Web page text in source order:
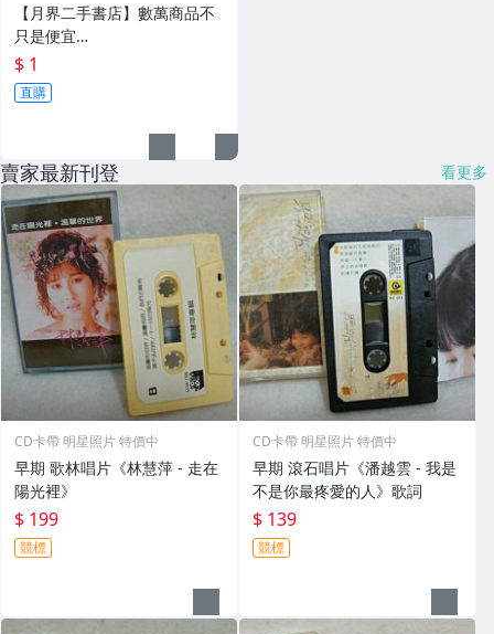
【月界二手書店】數萬商品不
只是便宜…
$ 1
直購
賣家最新刊登 看更多
CD卡帶 明星照片 特價中
早期 歌林唱片《林慧萍 - 走在
陽光裡》
$ 199
競標
CD卡帶 明星照片 特價中
早期 滾石唱片《潘越雲 - 我是
不是你最疼愛的人》歌詞
$ 139
競標